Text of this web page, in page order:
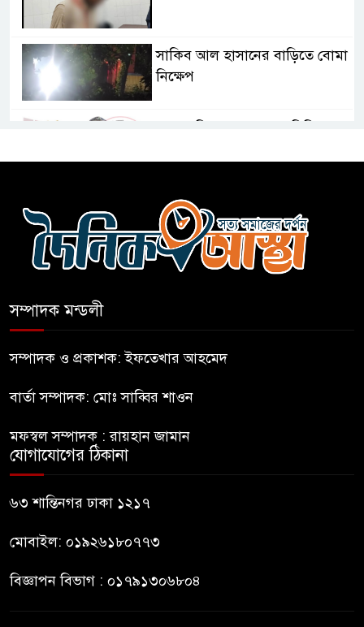
সাকিব আল হাসানের বাড়িতে বোমা
নিক্ষেপ
বিএনপির সক্রিয় অংশগ্রহণই জুলাই
গণঅভ্যুত্থানকে ত্বরান্বিত করেছিল
প্রধানমন্ত্রীর সম্ভাব্য সফর ঘিরে
পিস্তল ইয়াবাসহ আটক-১
৬ সাংবাদিক আহত
সম্পাদক মন্ডলী
সম্পাদক ও প্রকাশক: ইফতেখার আহমেদ
বার্তা সম্পাদক: মোঃ সাব্বির শাওন
মফস্বল সম্পাদক : রায়হান জামান
যোগাযোগের ঠিকানা
৬৩ শান্তিনগর ঢাকা ১২১৭
মোবাইল: ০১৯২৬১৮০৭৭৩
বিজ্ঞাপন বিভাগ : ০১৭৯১৩০৬৮০৪